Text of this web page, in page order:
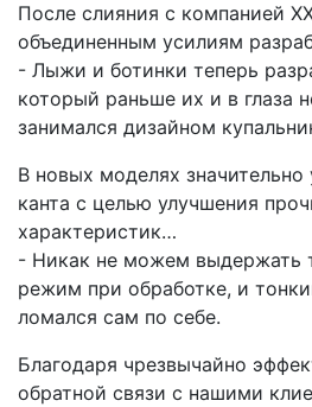
После слияния с компанией
объединенным усилиям
- Лыжи и ботинки теперь
который раньше их и в глаза
занимался дизайном
В новых моделях
канта с целью улучшения
характеристик…
- Никак не можем выдержать
режим при обработке, и
ломался сам по себе.
Благодаря чрезвычайно
обратной связи с нашими